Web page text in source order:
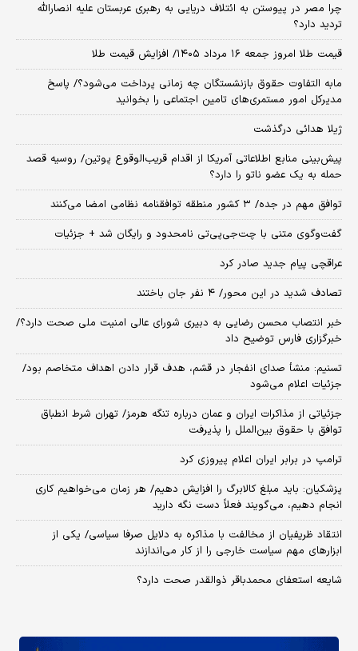
چرا مصر در پیوستن به ائتلاف دریایی به رهبری عربستان علیه انصارالله
تردید دارد؟
قیمت طلا امروز جمعه ۱۶ مرداد ۱۴۰۵/ افزایش قیمت طلا
مابه التفاوت حقوق بازنشستگان چه زمانی پرداخت می‌شود؟/ پاسخ
مدیرکل امور مستمری‌های تامین اجتماعی را بخوانید
ژیلا هدائی درگذشت
پیش‌بینی منابع اطلاعاتی آمریکا از اقدام قریب‌الوقوع پوتین/ روسیه قصد
حمله به یک عضو ناتو را دارد؟
توافق مهم در جده/ ۳ کشور منطقه توافقنامه نظامی امضا می‌کنند
گفت‌وگوی متنی با چت‌جی‌پی‌تی نامحدود و رایگان شد + جزئیات
عراقچی پیام جدید صادر کرد
تصادف شدید در این محور/ ۴ نفر جان باختند
خبر انتصاب محسن رضایی به دبیری شورای عالی امنیت ملی صحت دارد؟/
خبرگزاری فارس توضیح داد
تسنیم: منشأ صدای انفجار در قشم، هدف قرار دادن اهداف متخاصم بود/
جزئیات اعلام می‌شود
جزئیاتی از مذاکرات ایران و عمان درباره تنگه هرمز/ تهران شرط انطباق
توافق با حقوق بین‌الملل را پذیرفت
ترامپ در برابر ایران اعلام پیروزی کرد
پزشکیان: باید مبلغ کالابرگ را افزایش دهیم/ هر زمان می‌خواهیم کاری
انجام دهیم، می‌گویند فعلاً دست نگه دارید
انتقاد ظریفیان از مخالفت با مذاکره به دلایل صرفا سیاسی/ یکی از
ابزارهای مهم سیاست خارجی را از کار می‌اندازند
شایعه استعفای محمدباقر ذوالقدر صحت دارد؟